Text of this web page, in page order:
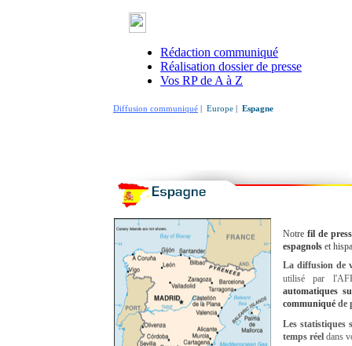
Rédaction communiqué
Réalisation dossier de presse
Vos RP de A à Z
Diffusion communiqué Europe Espagne
Notrefil de
espagnols et
La diffusion de
utilisé par
automatiques
communiqué de
Les statistiques
temps réel dans